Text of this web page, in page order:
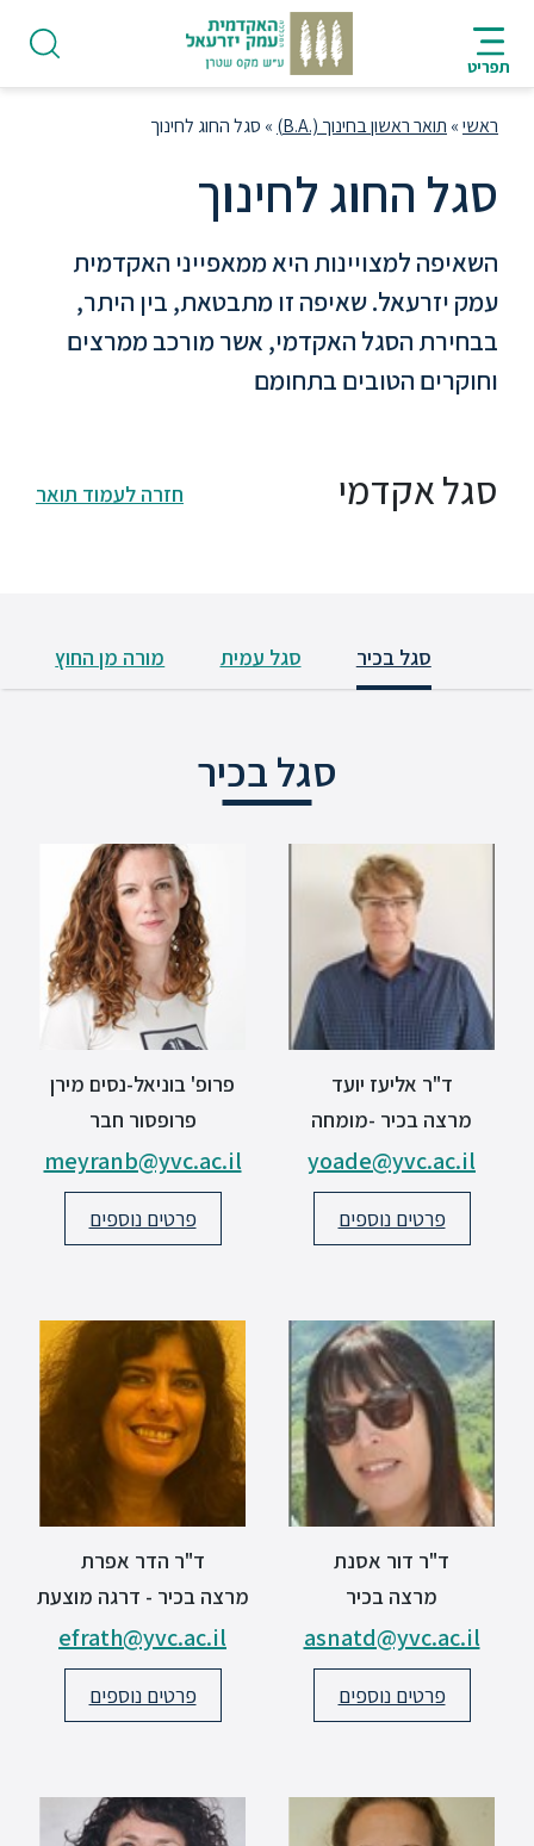
לתוכן
מרכזי
העמוד
תפריט
HE
פודקאסט
אודות
היחידה
שני
והמשך
מתעניינים
סטודנטים
בוגרים
שכר
לימוד
מחקר
והוראה
לבינלאומיות
ספריה
משרתי
הביטחון
ראשי» תואר ראשון בחינוך (.B.A) » סגל החוג לחינוך
סגל החוג לחינוך
השאיפה למצויינות היא ממאפייני האקדמית
עמק יזרעאל. שאיפה זו מתבטאת, בין היתר,
בבחירת הסגל האקדמי, אשר מורכב ממרצים
וחוקרים הטובים בתחומם
סגל אקדמי חזרה לעמוד תואר
סגל בכיר סגל עמית מורה מן החוץ
סגל בכיר
ד"ר אליעז יועד
מרצה בכיר -מומחה
yoade@yvc.ac.il
פרטים נוספים
פרופ' בוניאל-נסים מירן
פרופסור חבר
meyranb@yvc.ac.il
פרטים נוספים
ד"ר דור אסנת
מרצה בכיר
asnatd@yvc.ac.il
פרטים נוספים
ד"ר הדר אפרת
מרצה בכיר - דרגה מוצעת
efrath@yvc.ac.il
פרטים נוספים